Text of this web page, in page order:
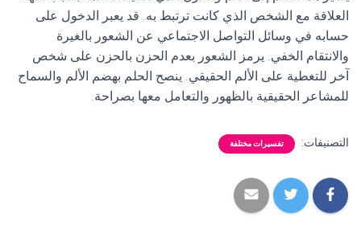
العلاقة مع الشخص الذي كانت ترتبط به. قد يعبر الدخول على
حسابه في وسائل التواصل الاجتماعي عن الشعور بالغيرة
والانتقام الخفي. يرمز الشعور بعدم الحزن بالحزن على شخص
آخر للتغطية على الألم الحقيقي. ينصح الحلم بهضم الألم والسماح
للمشاعر الحقيقية بالظهور والتعامل معها بصراحة.
التصنيفات: تفسيرات مختلفة